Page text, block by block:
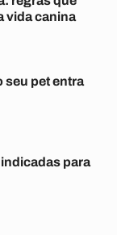
vida canina
seu pet entra
para